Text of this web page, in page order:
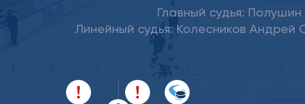
Главный судья: Полушин
Линейный судья: Колесников Андрей